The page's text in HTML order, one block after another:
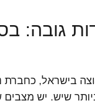
גובה:
בישראל,
שיש. יש